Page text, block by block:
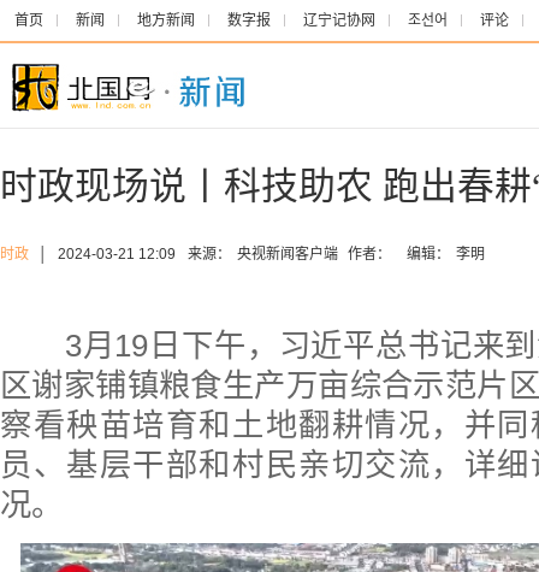
首页 新闻 地方新闻 数字报 辽宁记协网 조선어 评论
时政现场说丨科技助农 跑出春耕
时政 2024-03-21 12:09 来源： 央视新闻客户端 作者： 编辑： 李明
3月19日下午，习近平总书记来
区谢家铺镇粮食生产万亩综合示范片
察看秧苗培育和土地翻耕情况，并
员、基层干部和村民亲切交流，详
况。